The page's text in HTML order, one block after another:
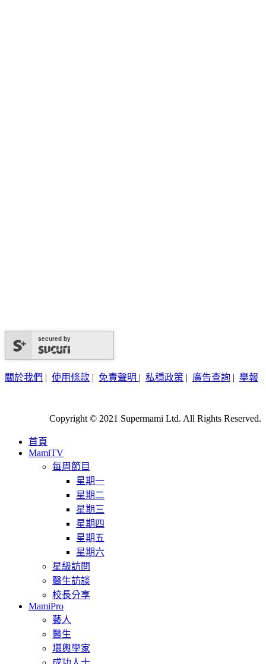
secured by
關於我們 | 使用條款 | 免責聲明 | 私穩政策 | 廣告查詢 | 舉報
Copyright © 2021 Supermami Ltd. All Rights Reserved.
首頁
MamiTV
每周節目
星期一
星期二
星期三
星期四
星期五
星期六
星級訪問
醫生訪談
校長分享
MamiPro
藝人
醫生
堪輿學家